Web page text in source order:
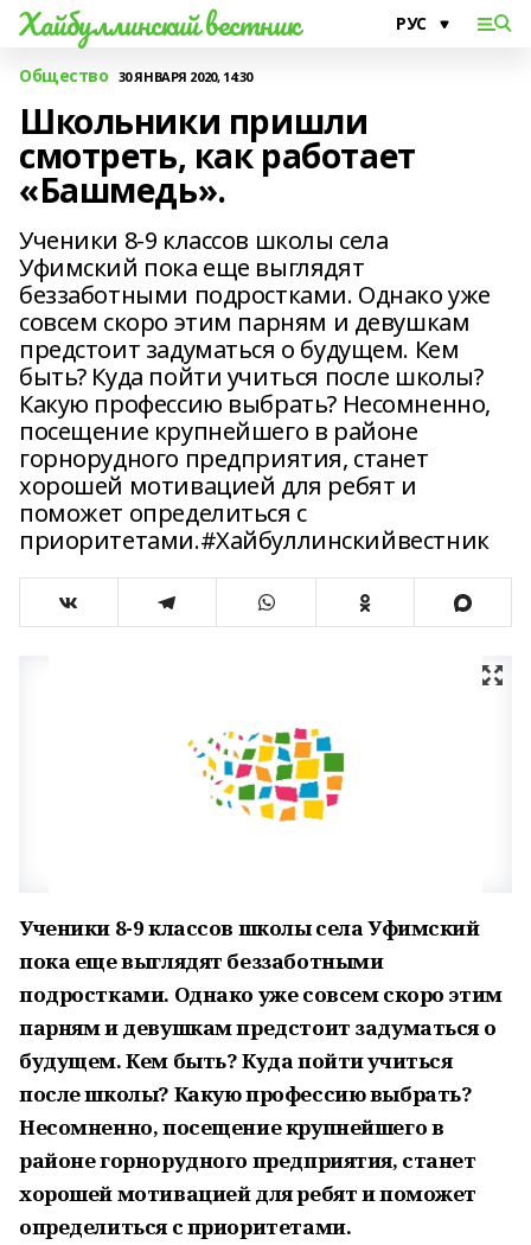
Хайбуллинский вестник
Общество 30 ЯНВАРЯ 2020, 14:30
Школьники пришли
смотреть, как работает
«Башмедь».
Ученики 8-9 классов школы села
Уфимский пока еще выглядят
беззаботными подростками. Однако уже
совсем скоро этим парням и девушкам
предстоит задуматься о будущем. Кем
быть? Куда пойти учиться после школы?
Какую профессию выбрать? Несомненно,
посещение крупнейшего в районе
горнорудного предприятия, станет
хорошей мотивацией для ребят и
поможет определиться с
приоритетами.#Хайбуллинскийвестник
Ученики 8-9 классов школы села Уфимский
пока еще выглядят беззаботными
подростками. Однако уже совсем скоро этим
парням и девушкам предстоит задуматься о
будущем. Кем быть? Куда пойти учиться
после школы? Какую профессию выбрать?
Несомненно, посещение крупнейшего в
районе горнорудного предприятия, станет
хорошей мотивацией для ребят и поможет
определиться с приоритетами.